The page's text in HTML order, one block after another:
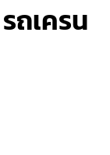
ถเครน